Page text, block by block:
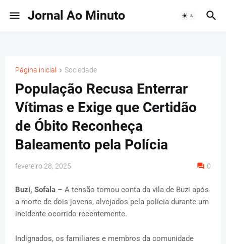
Jornal Ao Minuto
Página inicial Sociedade
População Recusa Enterrar
Vítimas e Exige que Certidão
de Óbito Reconheça
Baleamento pela Polícia
fevereiro 28, 2025 0
Buzi, Sofala – A tensão tomou conta da vila de Buzi após
a morte de dois jovens, alvejados pela polícia durante um
incidente ocorrido recentemente.
Indignados, os familiares e membros da comunidade